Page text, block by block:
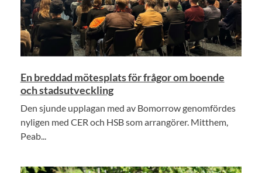
En breddad mötesplats för frågor om boende
och stadsutveckling
Den sjunde upplagan med av Bomorrow genomfördes
nyligen med CER och HSB som arrangörer. Mitthem,
Peab...